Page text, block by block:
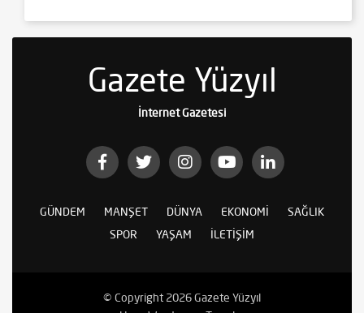
Gazete Yüzyıl
İnternet Gazetesi
GÜNDEM MANŞET DÜNYA EKONOMI
SAĞLIK
SPOR
YAŞAM İLETIŞIM
© Copyright 2026 Gazete Yüzyıl